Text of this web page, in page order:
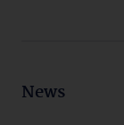
News